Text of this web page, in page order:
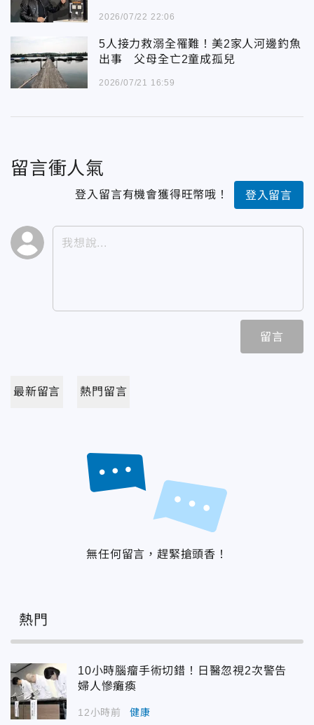
2026/07/22 22:06
5人接力救溺全罹難！美2家人河邊釣魚
出事 父母全亡2童成孤兒
2026/07/21 16:59
留言衝人氣
登入留言有機會獲得旺幣哦！ 登入留言
留言
最新留言 熱門留言
無任何留言，趕緊搶頭香！
熱門
10小時腦瘤手術切錯！日醫忽視2次警告
婦人慘癱瘓
12小時前 健康